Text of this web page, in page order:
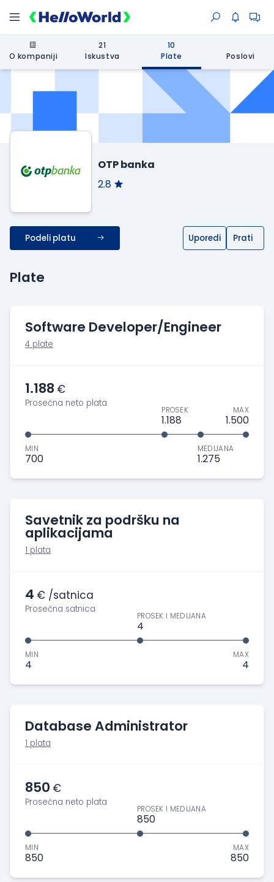
O kompaniji
21
Iskustva
10
Plate
Poslovi
OTP banka
2.8
Podeli platu Uporedi Prati
Plate
Software Developer/Engineer
4 plate
1.188 €
Prosečna neto plata
MIN
700
MEDIJANA
1.275
PROSEK
1.188
MAX
1.500
Savetnik za podršku na
aplikacijama
1 plata
4 € /satnica
Prosečna satnica
MIN
4
PROSEK I MEDIJANA
4
MAX
4
Database Administrator
1 plata
850 €
Prosečna neto plata
MIN
850
PROSEK I MEDIJANA
850
MAX
850